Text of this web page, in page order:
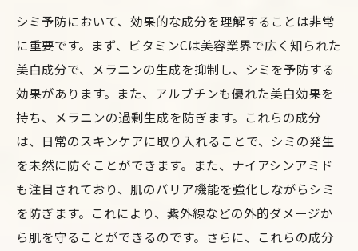
シミ予防において、効果的な成分を理解することは非常
に重要です。まず、ビタミンCは美容業界で広く知られた
美白成分で、メラニンの生成を抑制し、シミを予防する
効果があります。また、アルブチンも優れた美白効果を
持ち、メラニンの過剰生成を防ぎます。これらの成分
は、日常のスキンケアに取り入れることで、シミの発生
を未然に防ぐことができます。また、ナイアシンアミド
も注目されており、肌のバリア機能を強化しながらシミ
を防ぎます。これにより、紫外線などの外的ダメージか
ら肌を守ることができるのです。さらに、これらの成分